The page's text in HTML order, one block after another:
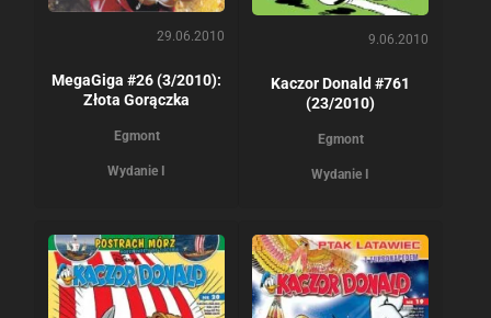
29.06.2010
MegaGiga #26 (3/2010):
Złota Gorączka
Egmont
Wydanie I
9.06.2010
Kaczor Donald #761
(23/2010)
Egmont
Wydanie I